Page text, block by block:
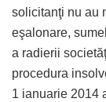
solicitanţi nu au
eşalonare,
a radierii
procedura
1 ianuarie 2014